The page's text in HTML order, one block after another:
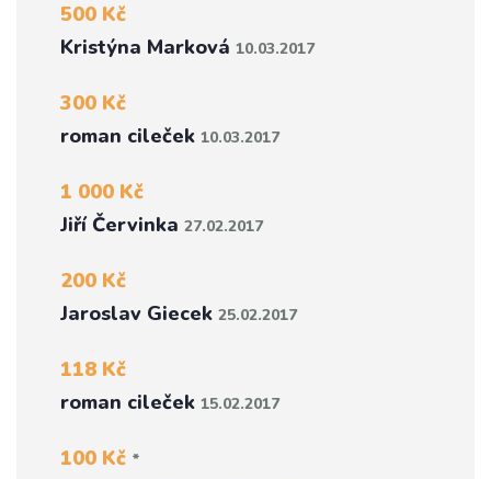
500 Kč
Kristýna Marková 10.03.2017
300 Kč
roman cileček 10.03.2017
1 000 Kč
Jiří Červinka 27.02.2017
200 Kč
Jaroslav Giecek 25.02.2017
118 Kč
roman cileček 15.02.2017
100 Kč *